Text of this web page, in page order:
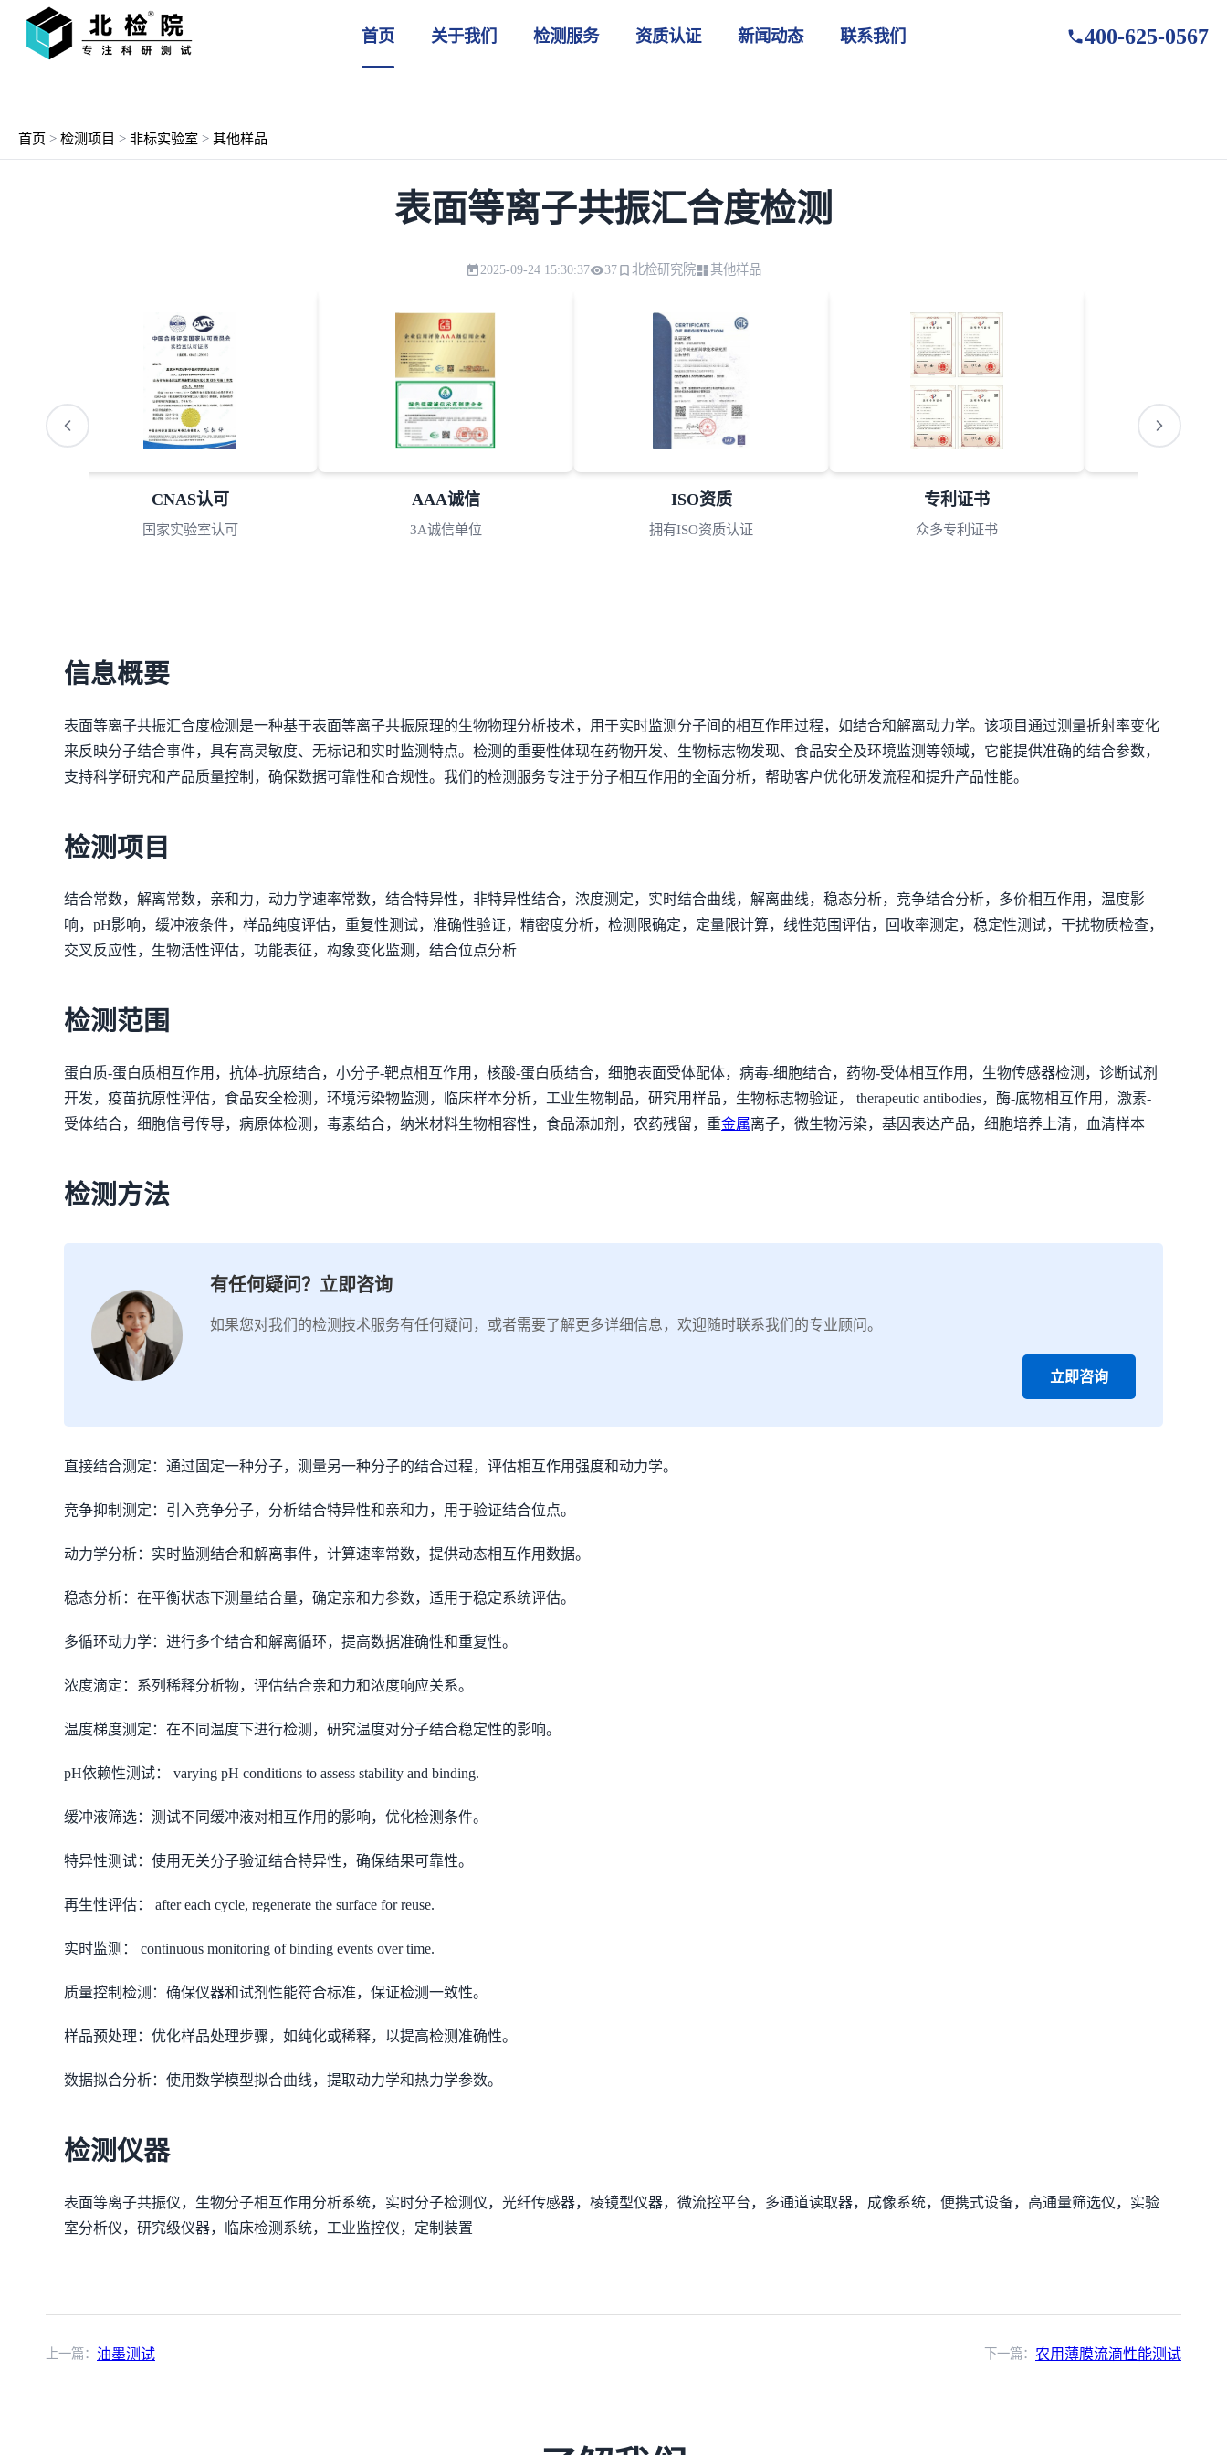
首页 关于我们 检测服务 资质认证 新闻动态 联系我们 400-625-0567
首页 > 检测项目 > 非标实验室 > 其他样品
表面等离子共振汇合度检测
2025-09-24 15:30:37 37 北检研究院 其他样品
AAA诚信
3A诚信单位 拥有ISO资质认证 众多专利证书
会员理事单位
信息概要
表面等离子共振汇合度检测是一种基于表面等离子共振原理的生物物理分析技术，用于实时监测分子间的相互作用过程，如结合和解离动力学。该项目通过测量折射率变化
来反映分子结合事件，具有高灵敏度、无标记和实时监测特点。检测的重要性体现在药物开发、生物标志物发现、食品安全及环境监测等领域，它能提供准确的结合参数，
支持科学研究和产品质量控制，确保数据可靠性和合规性。我们的检测服务专注于分子相互作用的全面分析，帮助客户优化研发流程和提升产品性能。
检测项目
结合常数，解离常数，亲和力，动力学速率常数，结合特异性，非特异性结合，浓度测定，实时结合曲线，解离曲线，稳态分析，竞争结合分析，多价相互作用，温度影
响，pH影响，缓冲液条件，样品纯度评估，重复性测试，准确性验证，精密度分析，检测限确定，定量限计算，线性范围评估，回收率测定，稳定性测试，干扰物质检查，
交叉反应性，生物活性评估，功能表征，构象变化监测，结合位点分析
检测范围
蛋白质-蛋白质相互作用，抗体-抗原结合，小分子-靶点相互作用，核酸-蛋白质结合，细胞表面受体配体，病毒-细胞结合，药物-受体相互作用，生物传感器检测，诊断试剂
开发，疫苗抗原性评估，食品安全检测，环境污染物监测，临床样本分析，工业生物制品，研究用样品，生物标志物验证， therapeutic antibodies，酶-底物相互作用，激素-
受体结合，细胞信号传导，病原体检测，毒素结合，纳米材料生物相容性，食品添加剂，农药残留，重金属离子，微生物污染，基因表达产品，细胞培养上清，血清样本
检测方法
有任何疑问？立即咨询
如果您对我们的检测技术服务有任何疑问，或者需要了解更多详细信息，欢迎随时联系我们的专业顾问。
立即咨询
直接结合测定：通过固定一种分子，测量另一种分子的结合过程，评估相互作用强度和动力学。
竞争抑制测定：引入竞争分子，分析结合特异性和亲和力，用于验证结合位点。
动力学分析：实时监测结合和解离事件，计算速率常数，提供动态相互作用数据。
稳态分析：在平衡状态下测量结合量，确定亲和力参数，适用于稳定系统评估。
多循环动力学：进行多个结合和解离循环，提高数据准确性和重复性。
浓度滴定：系列稀释分析物，评估结合亲和力和浓度响应关系。
温度梯度测定：在不同温度下进行检测，研究温度对分子结合稳定性的影响。
pH依赖性测试： varying pH conditions to assess stability and binding.
缓冲液筛选：测试不同缓冲液对相互作用的影响，优化检测条件。
特异性测试：使用无关分子验证结合特异性，确保结果可靠性。
再生性评估： after each cycle, regenerate the surface for reuse.
实时监测： continuous monitoring of binding events over time.
质量控制检测：确保仪器和试剂性能符合标准，保证检测一致性。
样品预处理：优化样品处理步骤，如纯化或稀释，以提高检测准确性。
数据拟合分析：使用数学模型拟合曲线，提取动力学和热力学参数。
检测仪器
表面等离子共振仪，生物分子相互作用分析系统，实时分子检测仪，光纤传感器，棱镜型仪器，微流控平台，多通道读取器，成像系统，便携式设备，高通量筛选仪，实验
室分析仪，研究级仪器，临床检测系统，工业监控仪，定制装置
上一篇： 油墨测试 下一篇： 农用薄膜流滴性能测试